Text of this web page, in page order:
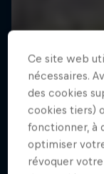
Ce site web
nécessaires.
des cookies
cookies tiers)
fonctionner, à
optimiser
révoquer